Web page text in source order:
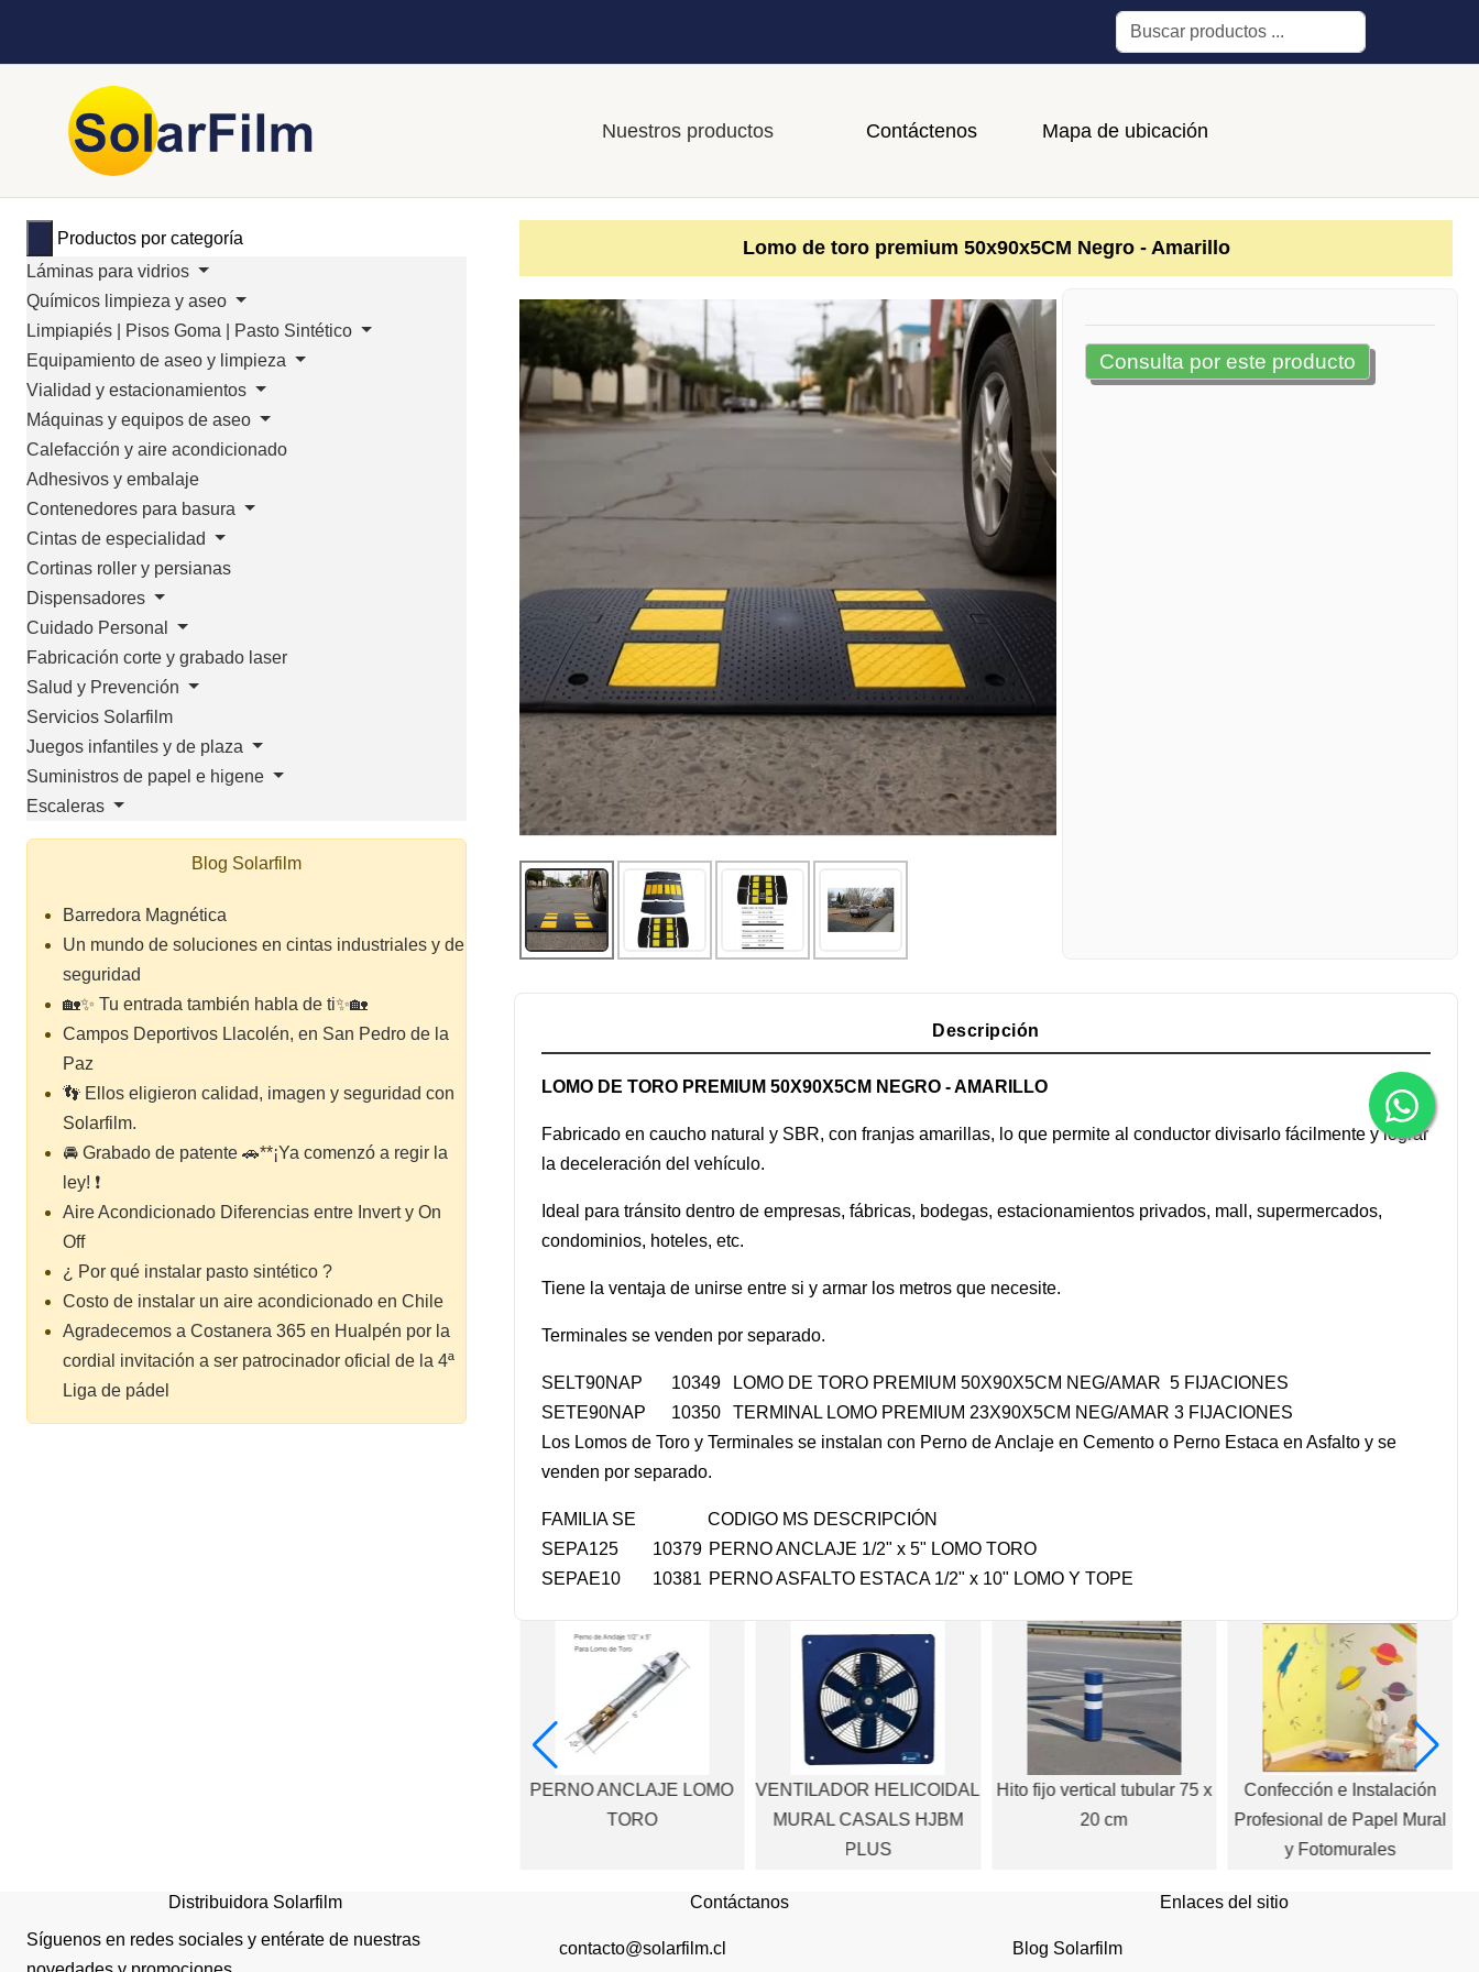
Buscar
Nuestros productos Contáctenos Mapa de ubicación
Productos por categoría
Láminas para vidrios
Químicos limpieza y aseo
Limpiapiés | Pisos Goma | Pasto Sintético
Equipamiento de aseo y limpieza
Vialidad y estacionamientos
Máquinas y equipos de aseo
Calefacción y aire acondicionado
Adhesivos y embalaje
Contenedores para basura
Cintas de especialidad
Cortinas roller y persianas
Dispensadores
Cuidado Personal
Fabricación corte y grabado laser
Salud y Prevención
Servicios Solarfilm
Juegos infantiles y de plaza
Suministros de papel e higene
Escaleras
Blog Solarfilm
Barredora Magnética
Un mundo de soluciones en cintas industriales y de
seguridad
🏡✨ Tu entrada también habla de ti✨🏡
Campos Deportivos Llacolén, en San Pedro de la
Paz
👣 Ellos eligieron calidad, imagen y seguridad con
Solarfilm.
🚘 Grabado de patente 🚗**¡Ya comenzó a regir la
ley! ❗
Aire Acondicionado Diferencias entre Invert y On
Off
¿ Por qué instalar pasto sintético ?
Costo de instalar un aire acondicionado en Chile
Agradecemos a Costanera 365 en Hualpén por la
cordial invitación a ser patrocinador oficial de la 4ª
Liga de pádel
Lomo de toro premium 50x90x5CM Negro - Amarillo
Consulta por este producto
Descripción
LOMO DE TORO PREMIUM 50X90X5CM NEGRO - AMARILLO
Fabricado en caucho natural y SBR, con franjas amarillas, lo que permite al conductor divisarlo fácilmente y lograr
la deceleración del vehículo.
Ideal para tránsito dentro de empresas, fábricas, bodegas, estacionamientos privados, mall, supermercados,
condominios, hoteles, etc.
Tiene la ventaja de unirse entre si y armar los metros que necesite.
Terminales se venden por separado.
SELT90NAP 10349
LOMO DE TORO PREMIUM 50X90X5CM NEG/AMAR 5 FIJACIONES
SETE90NAP
10350
TERMINAL LOMO PREMIUM 23X90X5CM NEG/AMAR 3 FIJACIONES
Los Lomos de Toro y Terminales se instalan con Perno de Anclaje en Cemento o Perno Estaca en Asfalto y se
venden por separado.
FAMILIA SE CODIGO MS DESCRIPCIÓN
SEPA125
10379 PERNO ANCLAJE 1/2" x 5" LOMO TORO
SEPAE10
10381 PERNO ASFALTO ESTACA 1/2" x 10" LOMO Y TOPE
PERNO ANCLAJE LOMO
TORO
VENTILADOR HELICOIDAL
MURAL CASALS HJBM
PLUS
Hito fijo vertical tubular 75 x
20 cm
Confección e Instalación
Profesional de Papel Mural
y Fotomurales
Distribuidora Solarfilm
Síguenos en redes sociales y entérate de nuestras
Contáctanos
contacto@solarfilm.cl
Enlaces del sitio
Blog Solarfilm